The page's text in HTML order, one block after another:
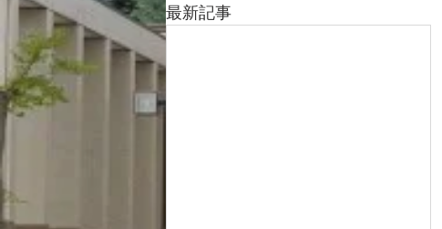
最新記事